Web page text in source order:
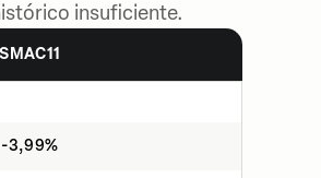
insuficiente.
SMAC11
-3,99%